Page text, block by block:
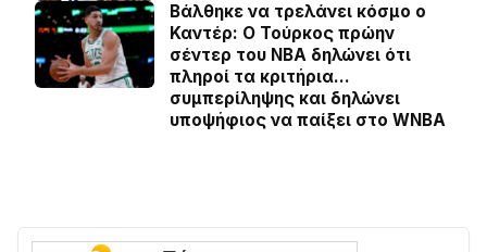
Βάλθηκε να τρελάνει κόσμο ο
Καντέρ: Ο Τούρκος πρώην
σέντερ του NBA δηλώνει ότι
πληροί τα κριτήρια…
συμπερίληψης και δηλώνει
υποψήφιος να παίξει στο WNBA